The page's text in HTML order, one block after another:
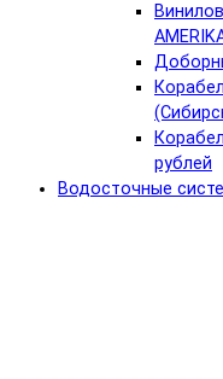
рублей
Водосточные